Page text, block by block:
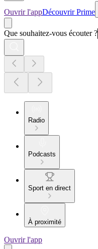
Ouvrir l'appDécouvrir Prime
Que souhaitez-vous écouter ?
Radio
Podcasts
Sport en direct
À proximité
Ouvrir l'app